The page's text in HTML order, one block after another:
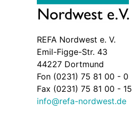
REFA Nordwest e. V.
Emil-Figge-Str. 43
44227 Dortmund
Fon (0231) 75 81 00 - 0
Fax (0231) 75 81 00 - 15
info@refa-nordwest.de